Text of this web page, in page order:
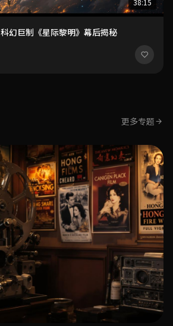
38:15
幻巨制《星际黎明》幕后揭秘
更多专题